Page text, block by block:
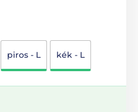
piros - L kék - L